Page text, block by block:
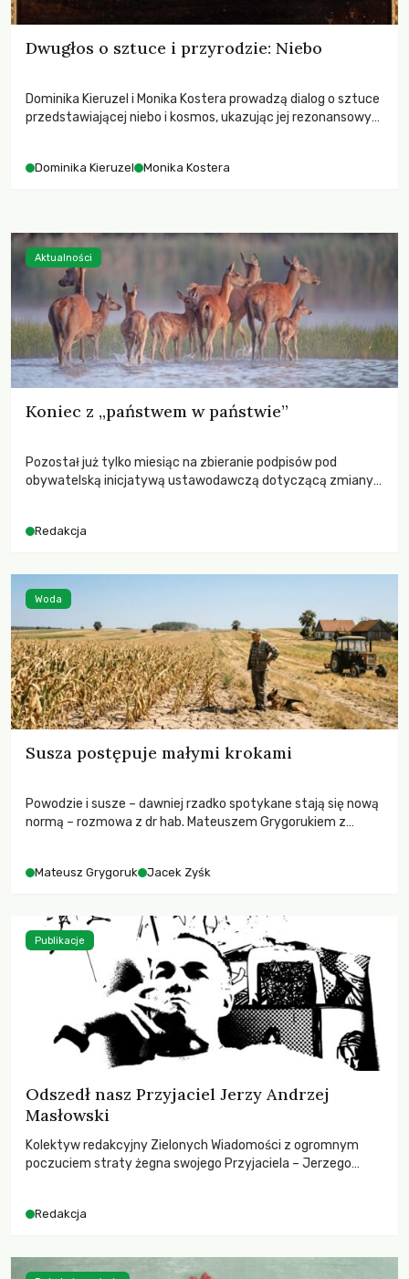
Dwugłos o sztuce i przyrodzie: Niebo
Dominika Kieruzel i Monika Kostera prowadzą dialog o sztuce
przedstawiającej niebo i kosmos, ukazując jej rezonansowy
Dominika Kieruzel Monika Kostera
Koniec z „państwem w państwie”
Pozostał już tylko miesiąc na zbieranie podpisów pod
obywatelską inicjatywą ustawodawczą dotyczącą zmiany
niezwykle korzystne rozwiązania dla przyrody i zwierząt,
funkcjonowania łowiectwa w Polsce.
Redakcja
Aktualności
Susza postępuje małymi krokami
Powodzie i susze – dawniej rzadko spotykane stają się nową
normą – rozmowa z dr hab. Mateuszem Grygorukiem z
Mateusz Grygoruk Jacek Zyśk
Woda
Odszedł nasz Przyjaciel Jerzy Andrzej
Masłowski
Kolektyw redakcyjny Zielonych Wiadomości z ogromnym
poczuciem straty żegna swojego Przyjaciela – Jerzego
Redakcja
Publikacje